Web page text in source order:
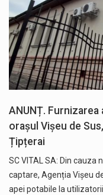
ANUNȚ.
orașul Vișeu de
Țipțerai
SC VITAL SA: Din cauza
captare, Agenția Vișeu
apei potabile la